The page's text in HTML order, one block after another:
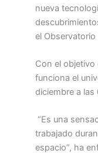
nueva
el
Con el
funciona el
diciembre a las
“Es una
trabajado
espacio”, ha